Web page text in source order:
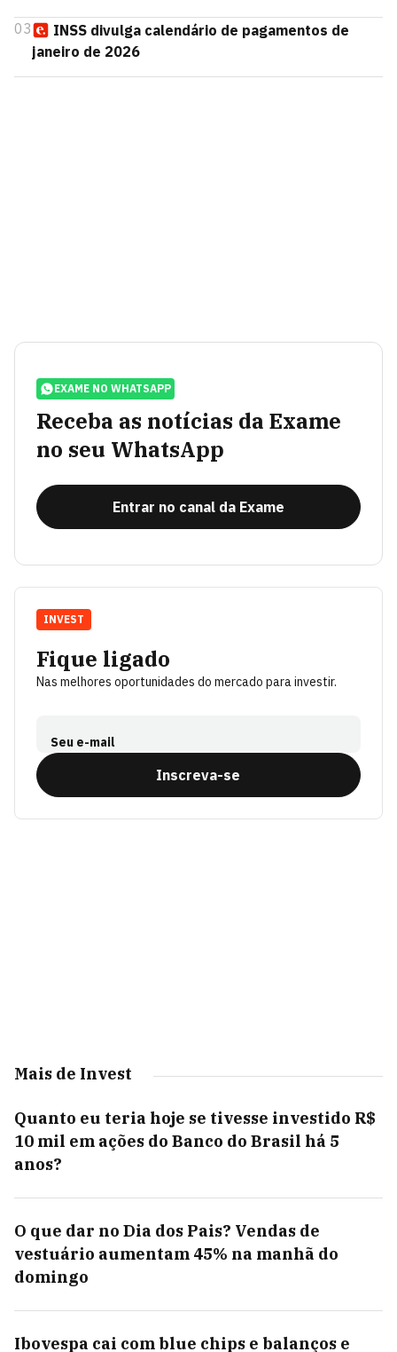
03
INSS divulga calendário de pagamentos de
janeiro de 2026
EXAME NO WHATSAPP
Receba as notícias da Exame
no seu WhatsApp
Entrar no canal da Exame
Fique ligado
Nas melhores oportunidades do mercado para investir.
Seu e-mail
Inscreva-se
INVEST
Mais de Invest
Quanto eu teria hoje se tivesse investido R$
10 mil em ações do Banco do Brasil há 5
anos?
O que dar no Dia dos Pais? Vendas de
vestuário aumentam 45% na manhã do
domingo
Ibovespa cai com blue chips e balanços e